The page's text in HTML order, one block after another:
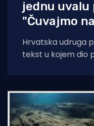
jednu
"Čuvajmo
Hrvatska udruga
tekst u kojem dio